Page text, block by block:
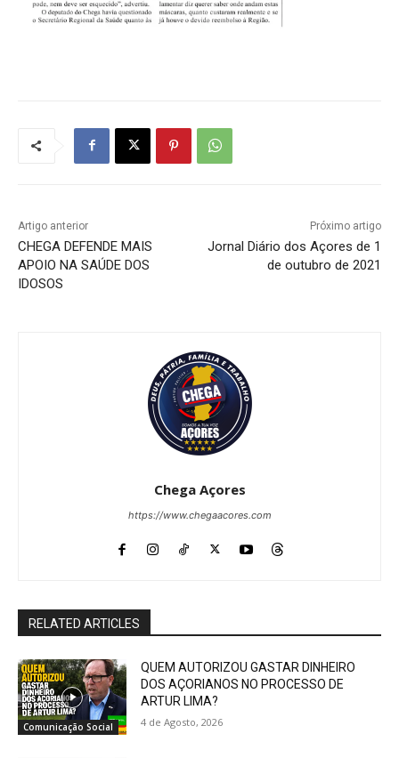
Artigo anterior
CHEGA DEFENDE MAIS
APOIO NA SAÚDE DOS
IDOSOS
Próximo artigo
Jornal Diário dos Açores de 1
de outubro de 2021
Chega Açores
https://www.chegaacores.com
RELATED ARTICLES
Comunicação Social
QUEM AUTORIZOU GASTAR DINHEIRO
DOS AÇORIANOS NO PROCESSO DE
ARTUR LIMA?
4 de Agosto, 2026